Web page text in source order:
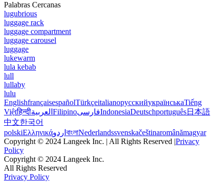
Palabras Cercanas
lugubrious
luggage rack
luggage compartment
luggage carousel
luggage
lukewarm
lula kebab
lull
lullaby
lulu
EnglishfrançaisespañolTürkçeitalianoрусскийукраїнськаTiếng
Việtहिन्दीالعربية FilipinoفارسیIndonesiaDeutschportuguês日本語
中文한국어
polskiΕλληνικάاردو বাংলাNederlandssvenskačeštinaromânămagyar
Copyright © 2024 Langeek Inc. | All Rights Reserved |Privacy
Policy
Copyright © 2024 Langeek Inc.
All Rights Reserved
Privacy Policy